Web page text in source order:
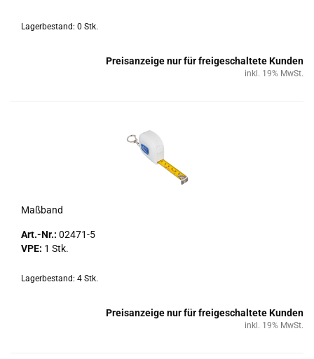
Lagerbestand: 0 Stk.
Preisanzeige nur für freigeschaltete Kunden
inkl. 19% MwSt.
Maß­band
Art.-Nr.: 02471-​5
VPE: 1 Stk.
Lagerbestand: 4 Stk.
Preisanzeige nur für freigeschaltete Kunden
inkl. 19% MwSt.